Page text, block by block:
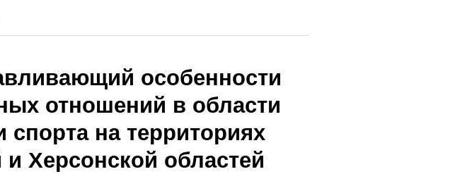
особенности
отношений в области
на территориях
Херсонской областей